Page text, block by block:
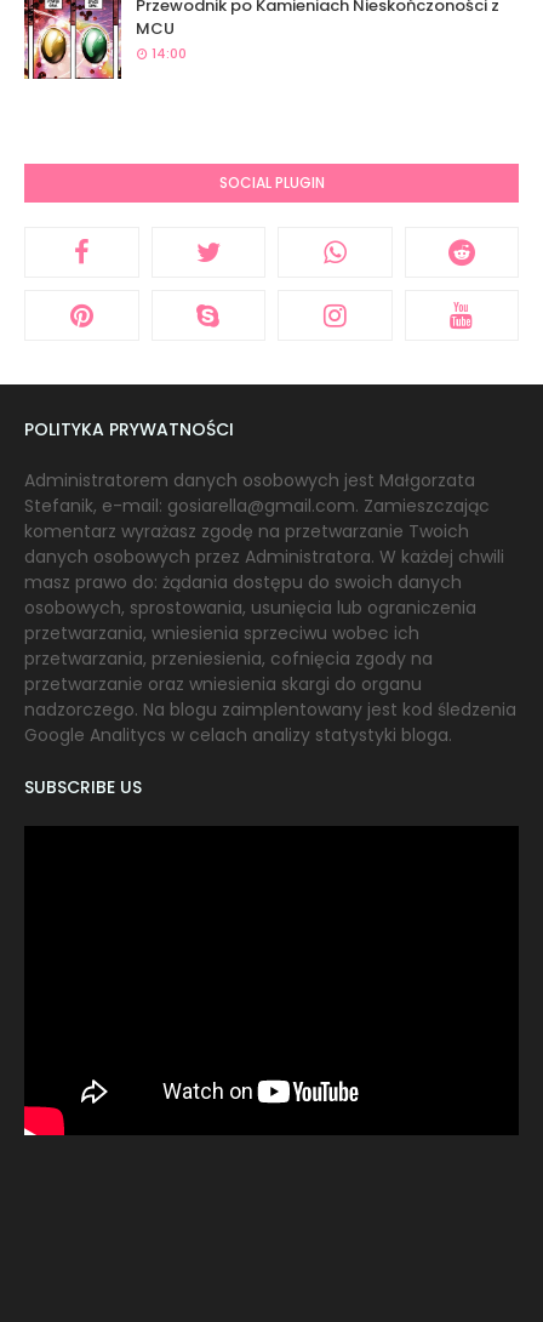
Przewodnik po Kamieniach Nieskończoności z
MCU
14:00
SOCIAL PLUGIN
POLITYKA PRYWATNOŚCI
Administratorem danych osobowych jest Małgorzata
Stefanik, e-mail: gosiarella@gmail.com. Zamieszczając
komentarz wyrażasz zgodę na przetwarzanie Twoich
danych osobowych przez Administratora. W każdej chwili
masz prawo do: żądania dostępu do swoich danych
osobowych, sprostowania, usunięcia lub ograniczenia
przetwarzania, wniesienia sprzeciwu wobec ich
przetwarzania, przeniesienia, cofnięcia zgody na
przetwarzanie oraz wniesienia skargi do organu
nadzorczego. Na blogu zaimplentowany jest kod śledzenia
Google Analitycs w celach analizy statystyki bloga.
SUBSCRIBE US